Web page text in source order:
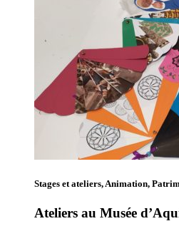
Stages et ateliers, Animation,
Ateliers au Musée